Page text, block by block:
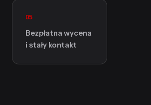
05
Bezpłatna wycena
i stały kontakt